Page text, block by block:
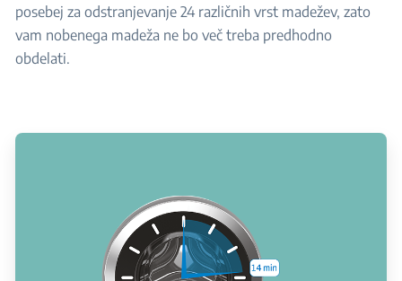
posebej za odstranjevanje 24 različnih vrst madežev, zato
vam nobenega madeža ne bo več treba predhodno
obdelati.